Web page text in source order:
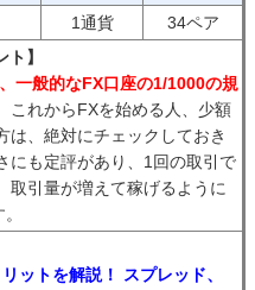
1通貨
34ペア
】
、一般的なFX口座の1/1000の規
これからFXを始める人、少額
は、絶対にチェックしておき
にも定評があり、1回の取引で
取引量が増えて稼げるように
ットを解説！ スプレッド、